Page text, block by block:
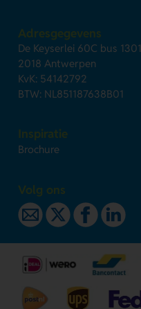
Adresgegevens
De Keyserlei 60C bus 1301
2018 Antwerpen
KvK: 54142792
BTW: NL851187638B01
Inspiratie
Brochure
Volg ons